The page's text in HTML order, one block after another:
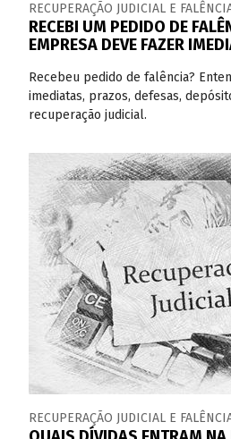
RECUPERAÇÃO JUDICIAL E
RECEBI UM PEDIDO DE
EMPRESA DEVE FAZER
Recebeu pedido de falência?
imediatas, prazos, defesas,
recuperação judicial.
RECUPERAÇÃO JUDICIAL E